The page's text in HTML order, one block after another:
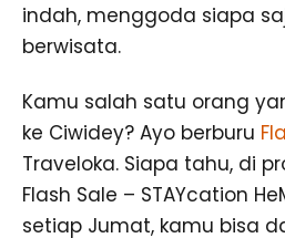
indah, menggoda siapa
berwisata.
Kamu salah satu orang
ke Ciwidey? Ayo berburu
Traveloka. Siapa tahu, di
Flash Sale – STAYcation
setiap Jumat, kamu bisa